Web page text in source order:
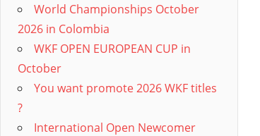
World Championships October
2026 in Colombia
WKF OPEN EUROPEAN CUP in
October
You want promote 2026 WKF titles
?
International Open Newcomer